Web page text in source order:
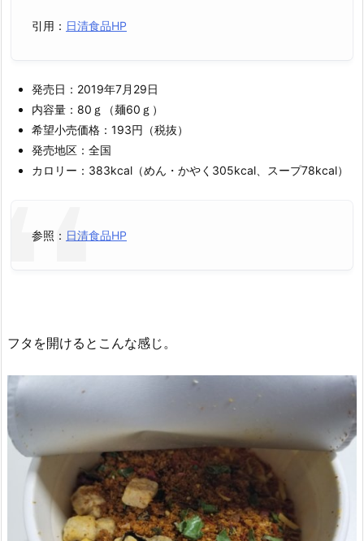
引用： 日清食品HP
発売日：2019年7月29日
内容量：80ｇ（麺60ｇ）
希望小売価格：193円（税抜）
発売地区：全国
カロリー：383kcal（めん・かやく305kcal、スープ78kcal）
参照： 日清食品HP
フタを開けるとこんな感じ。